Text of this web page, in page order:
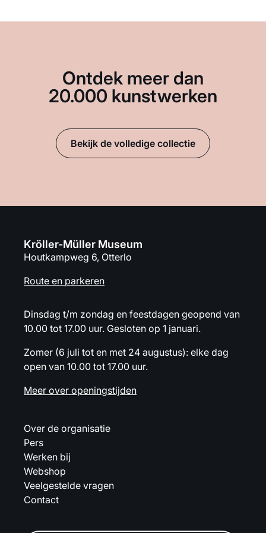
Ontdek meer dan
20.000 kunstwerken
Bekijk de volledige collectie
Kröller-Müller Museum
Houtkampweg 6, Otterlo
Route en parkeren
Dinsdag t/m zondag en feestdagen geopend van
10.00 tot 17.00 uur. Gesloten op 1 januari.
Zomer (6 juli tot en met 24 augustus): elke dag
open van 10.00 tot 17.00 uur.
Meer over openingstijden
Over de organisatie
Pers
Werken bij
Webshop
Veelgestelde vragen
Contact